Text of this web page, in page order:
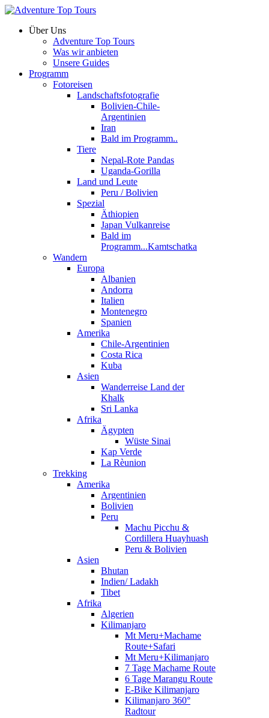
Über Uns
Adventure Top Tours
Was wir anbieten
Unsere Guides
Programm
Fotoreisen
Landschaftsfotografie
Bolivien-Chile-
Argentinien
Iran
Bald im Programm..
Tiere
Nepal-Rote Pandas
Uganda-Gorilla
Land und Leute
Peru / Bolivien
Spezial
Äthiopien
Japan Vulkanreise
Bald im
Programm...Kamtschatka
Wandern
Europa
Albanien
Andorra
Italien
Montenegro
Spanien
Amerika
Chile-Argentinien
Costa Rica
Kuba
Asien
Wanderreise Land der
Khalk
Sri Lanka
Afrika
Ägypten
Wüste Sinai
Kap Verde
La Rèunion
Trekking
Amerika
Argentinien
Bolivien
Peru
Machu Picchu &
Cordillera Huayhuash
Peru & Bolivien
Asien
Bhutan
Indien/ Ladakh
Tibet
Afrika
Algerien
Kilimanjaro
Mt Meru+Machame
Route+Safari
Mt Meru+Kilimanjaro
7 Tage Machame Route
6 Tage Marangu Route
E-Bike Kilimanjaro
Kilimanjaro 360°
Radtour